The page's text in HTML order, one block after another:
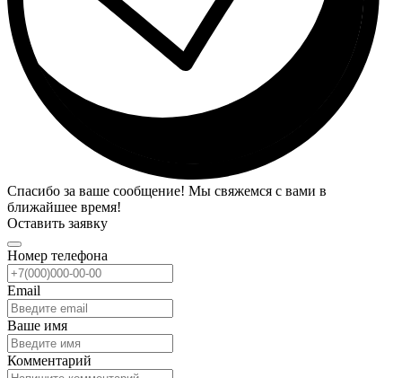
Спасибо за ваше сообщение! Мы свяжемся с вами в
ближайшее время!
Оставить заявку
Номер телефона
Email
Ваше имя
Комментарий